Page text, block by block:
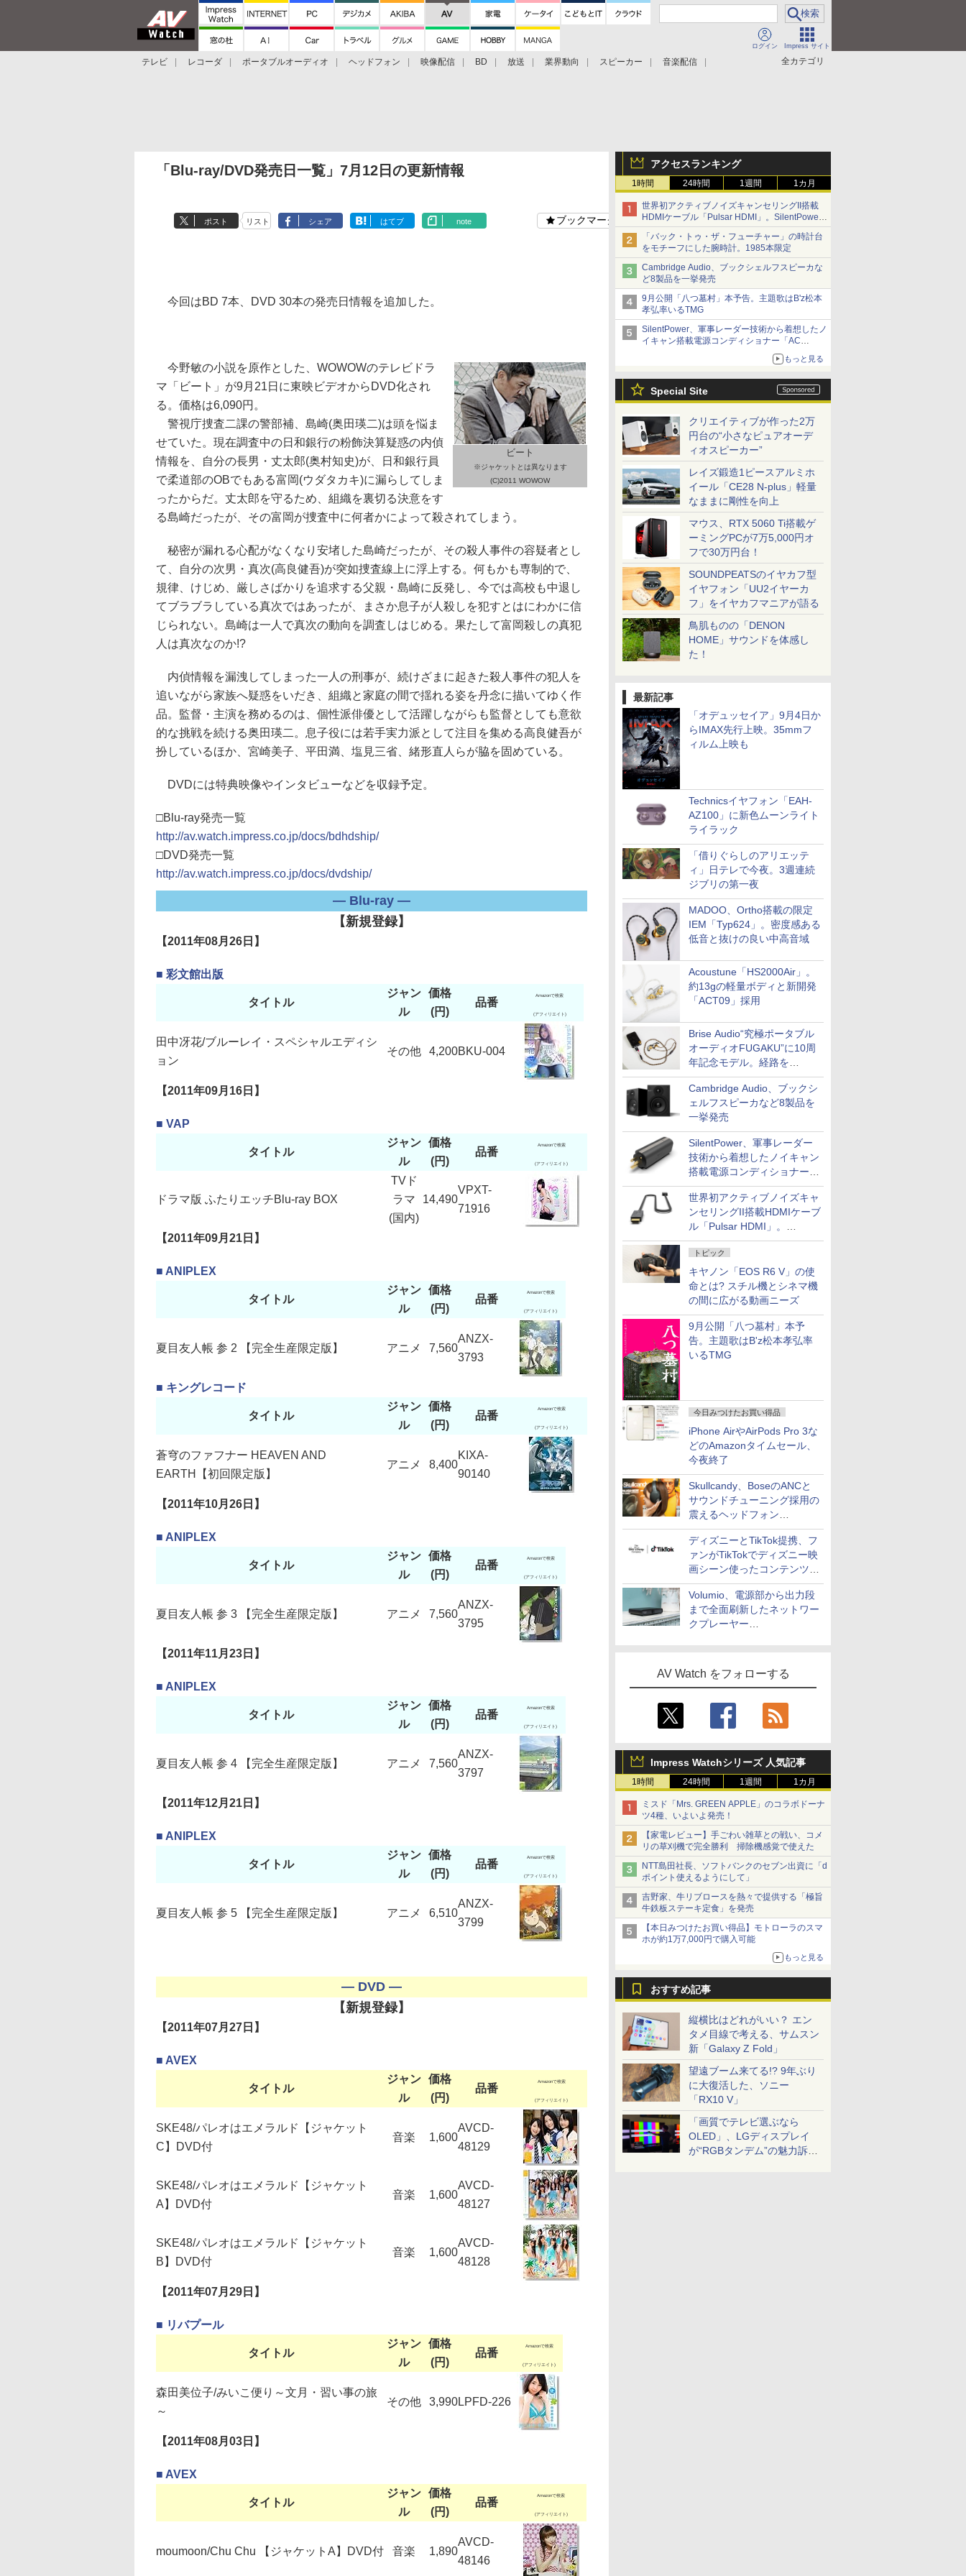
ログイン Impress サイト
全カテゴリ
テレビ レコーダ ポータブルオーディオ ヘッドフォン 映像配信 BD 放送 業界動向 スピーカー
音楽配信
アクセスランキング
1時間 24時間 1週間 1カ月
世界初アクティブノイズキャンセリングII搭載
HDMIケーブル「Pulsar HDMI」。SilentPower
から
「バック・トゥ・ザ・フューチャー」の時計台
をモチーフにした腕時計。1985本限定
Cambridge Audio、ブックシェルフスピーカな
ど8製品を一挙発売
9月公開「八つ墓村」本予告。主題歌はB'z松本
孝弘率いるTMG
SilentPower、軍事レーダー技術から着想したノ
イキャン搭載電源コンディショナー「AC
もっと見る
Special Site
クリエイティブが作った2万
円台の“小さなピュアオーデ
ィオスピーカー”
レイズ鍛造1ピースアルミホ
イール「CE28 N-plus」軽量
なままに剛性を向上
マウス、RTX 5060 Ti搭載ゲ
ーミングPCが7万5,000円オ
フで30万円台！
SOUNDPEATSのイヤカフ型
イヤフォン「UU2イヤーカ
フ」をイヤカフマニアが語る
鳥肌ものの「DENON
HOME」サウンドを体感し
た！
最新記事
「オデュッセイア」9月4日か
らIMAX先行上映。35mmフ
ィルム上映も
Technicsイヤフォン「EAH-
AZ100」に新色ムーンライト
ライラック
「借りぐらしのアリエッテ
ィ」日テレで今夜。3週連続
ジブリの第一夜
MADOO、Ortho搭載の限定
IEM「Typ624」。密度感ある
低音と抜けの良い中高音域
Acoustune「HS2000Air」。
約13gの軽量ボディと新開発
「ACT09」採用
Brise Audio“究極ポータブル
オーディオFUGAKU”に10周
年記念モデル。経路を
NISHIKIで統一。400万円
Cambridge Audio、ブックシ
ェルフスピーカなど8製品を
一挙発売
SilentPower、軍事レーダー
技術から着想したノイキャン
搭載電源コンディショナー
「AC iPurifier2」
世界初アクティブノイズキャ
ンセリングII搭載HDMIケーブ
ル「Pulsar HDMI」。
SilentPowerから
トピック
キヤノン「EOS R6 V」の使
命とは? スチル機とシネマ機
の間に広がる動画ニーズ
9月公開「八つ墓村」本予
告。主題歌はB'z松本孝弘率
いるTMG
今日みつけたお買い得品
iPhone AirやAirPods Pro 3な
どのAmazonタイムセール、
今夜終了
Skullcandy、BoseのANCと
サウンドチューニング採用の
震えるヘッドフォン
「Crusher 1080 ANC」
ディズニーとTikTok提携、フ
ァンがTikTokでディズニー映
画シーン使ったコンテンツ制
作、Disney+にも配信
Volumio、電源部から出力段
まで全面刷新したネットワー
クプレーヤー
AV Watch をフォローする
Impress Watchシリーズ 人気記事
1時間 24時間 1週間 1カ月
ミスド「Mrs. GREEN APPLE」のコラボドーナ
ツ4種、いよいよ発売！
【家電レビュー】手ごわい雑草との戦い、コメ
リの草刈機で完全勝利 掃除機感覚で使えた
NTT島田社長、ソフトバンクのセブン出資に「d
ポイント使えるようにして」
吉野家、牛リブロースを熱々で提供する「極旨
牛鉄板ステーキ定食」を発売
【本日みつけたお買い得品】モトローラのスマ
ホが約1万7,000円で購入可能
もっと見る
おすすめ記事
縦横比はどれがいい？ エン
タメ目線で考える、サムスン
新「Galaxy Z Fold」
望遠ブーム来てる!? 9年ぶり
に大復活した、ソニー
「RX10 V」
「画質でテレビ選ぶなら
OLED」、LGディスプレイ
が“RGBタンデム”の魅力訴
「Blu-ray/DVD発売日一覧」7月12日の更新情報
ポスト リスト シェア はてブ note ブックマーク
今回はBD 7本、DVD 30本の発売日情報を追加した。
ビート
※ジャケットとは異なります
(C)2011 WOWOW
今野敏の小説を原作とした、WOWOWのテレビドラ
マ「ビート」が9月21日に東映ビデオからDVD化され
る。価格は6,090円。
警視庁捜査二課の警部補、島崎(奥田瑛二)は頭を悩ま
せていた。現在調査中の日和銀行の粉飾決算疑惑の内偵
情報を、自分の長男・丈太郎(奥村知史)が、日和銀行員
で柔道部のOBでもある富岡(ウダタカキ)に漏らしてしま
ったからだ。丈太郎を守るため、組織を裏切る決意をす
る島崎だったが、その富岡が捜査中に何者かによって殺されてしまう。
秘密が漏れる心配がなくなり安堵した島崎だったが、その殺人事件の容疑者とし
て、自分の次男・真次(高良健吾)が突如捜査線上に浮上する。何もかも専制的で、
規律、けじめ、厳しさばかりを追求する父親・島崎に反発し、今では高校も中退し
てブラブラしている真次ではあったが、まさか息子が人殺しを犯すとはにわかに信
じられない。島崎は一人で真次の動向を調査しはじめる。果たして富岡殺しの真犯
人は真次なのか!?
内偵情報を漏洩してしまった一人の刑事が、続けざまに起きた殺人事件の犯人を
追いながら家族へ疑惑をいだき、組織と家庭の間で揺れる姿を丹念に描いてゆく作
品。監督・主演を務めるのは、個性派俳優として活躍しながらも監督としても意欲
的な挑戦を続ける奥田瑛二。息子役には若手実力派として注目を集める高良健吾が
扮しているほか、宮崎美子、平田満、塩見三省、緒形直人らが脇を固めている。
DVDには特典映像やインタビューなどを収録予定。
□Blu-ray発売一覧
http://av.watch.impress.co.jp/docs/bdhdship/
□DVD発売一覧
http://av.watch.impress.co.jp/docs/dvdship/
― Blu-ray ―
【新規登録】
【2011年08月26日】
■ 彩文館出版
タイトル
ジャン
ル
価格
(円)
品番
Amazonで検索
(アフィリエイト)
田中冴花/ブルーレイ・スペシャルエディシ
ョン
その他 4,200BKU-004
【2011年09月16日】
■ VAP
タイトル
ジャン
ル
価格
(円)
品番
Amazonで検索
(アフィリエイト)
ドラマ版 ふたりエッチBlu-ray BOX
TVド
ラマ
(国内)
14,490
VPXT-
71916
【2011年09月21日】
■ ANIPLEX
タイトル
ジャン
ル
価格
(円)
品番
Amazonで検索
(アフィリエイト)
夏目友人帳 参 2 【完全生産限定版】 アニメ 7,560
ANZX-
3793
■ キングレコード
タイトル
ジャン
ル
価格
(円)
品番
Amazonで検索
(アフィリエイト)
蒼穹のファフナー HEAVEN AND
EARTH【初回限定版】
アニメ 8,400
KIXA-
90140
【2011年10月26日】
■ ANIPLEX
タイトル
ジャン
ル
価格
(円)
品番
Amazonで検索
(アフィリエイト)
夏目友人帳 参 3 【完全生産限定版】 アニメ 7,560
ANZX-
3795
【2011年11月23日】
■ ANIPLEX
タイトル
ジャン
ル
価格
(円)
品番
Amazonで検索
(アフィリエイト)
夏目友人帳 参 4 【完全生産限定版】 アニメ 7,560
ANZX-
3797
【2011年12月21日】
■ ANIPLEX
タイトル
ジャン
ル
価格
(円)
品番
Amazonで検索
(アフィリエイト)
夏目友人帳 参 5 【完全生産限定版】 アニメ 6,510
ANZX-
3799
― DVD ―
【新規登録】
【2011年07月27日】
■ AVEX
タイトル
ジャン
ル
価格
(円)
品番
Amazonで検索
(アフィリエイト)
SKE48/パレオはエメラルド【ジャケット
C】DVD付
音楽 1,600
AVCD-
48129
SKE48/パレオはエメラルド【ジャケット
A】DVD付
音楽 1,600
AVCD-
48127
SKE48/パレオはエメラルド【ジャケット
B】DVD付
音楽 1,600
AVCD-
48128
【2011年07月29日】
■ リバプール
タイトル
ジャン
ル
価格
(円)
品番
Amazonで検索
(アフィリエイト)
森田美位子/みいこ便り～文月・習い事の旅
～
その他 3,990LPFD-226
【2011年08月03日】
■ AVEX
タイトル
ジャン
ル
価格
(円)
品番
Amazonで検索
(アフィリエイト)
moumoon/Chu Chu 【ジャケットA】DVD付 音楽 1,890
AVCD-
48146